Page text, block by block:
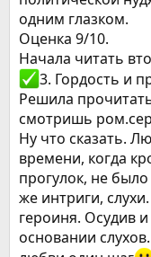
одним глазком.
Оценка 9/10.
Начала читать
️3. Гордость и
Решила
смотришь
Ну что сказать.
времени, когда
прогулок, не
же интриги,
героиня. Осудив
основании